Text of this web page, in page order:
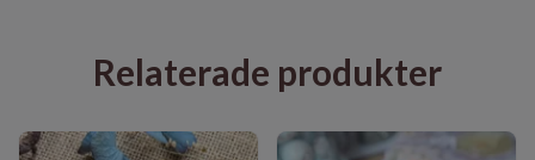
Relaterade produkter